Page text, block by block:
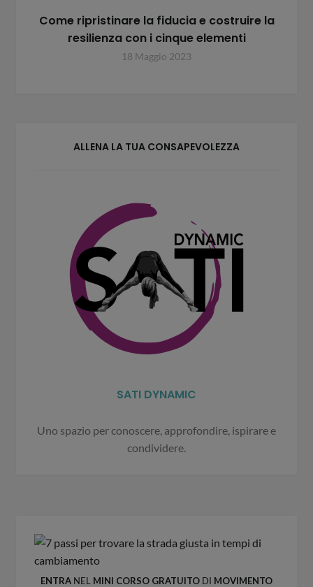
Come ripristinare la fiducia e costruire la
resilienza con i cinque elementi
18 Maggio 2023
ALLENA LA TUA CONSAPEVOLEZZA
SATI DYNAMIC
Uno spazio per conoscere, approfondire, ispirare e
condividere.
ENTRA NEL MINI CORSO GRATUITO DI MOVIMENTO